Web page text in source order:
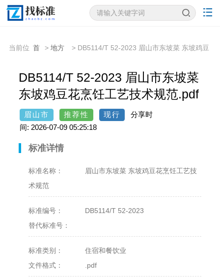
当前位 首
> 地方
> DB5114/T 52-2023 眉山市东坡菜 东坡鸡豆
DB5114/T 52-2023 眉山市东坡菜
东坡鸡豆花烹饪工艺技术规范.pdf
眉山市 推荐性 现行
分享时
间: 2026-07-09 05:25:18
标准详情
标准名称：
眉山市东坡菜 东坡鸡豆花烹饪工艺技
术规范
标准编号：
DB5114/T 52-2023
替代标准号：
标准类别：
住宿和餐饮业
文件格式：
.pdf